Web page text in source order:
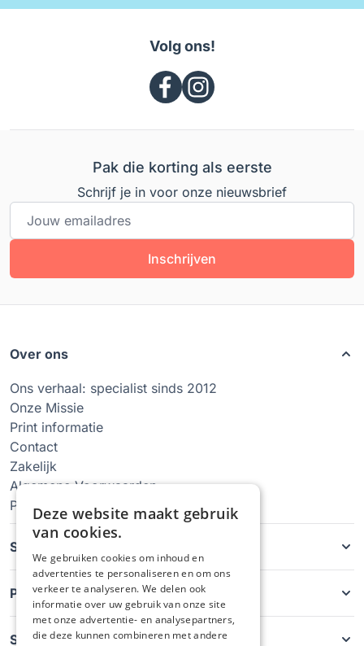
Volg ons!
Pak die korting als eerste
Schrijf je in voor onze nieuwsbrief
E-mailadres
Inschrijven
Over ons
Ons verhaal: specialist sinds 2012
Onze Missie
Print informatie
Contact
Zakelijk
Algemene Voorwaarden
Privacy Policy
Soorten hoesjes
Producten
Service
Deze website maakt gebruik
van cookies.
We gebruiken cookies om inhoud en
advertenties te personaliseren en om ons
verkeer te analyseren. We delen ook
informatie over uw gebruik van onze site
met onze advertentie- en analysepartners,
die deze kunnen combineren met andere